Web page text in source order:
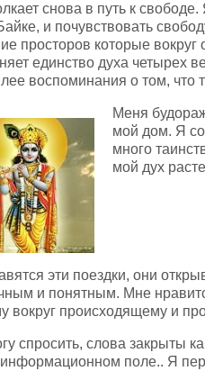
снова в путь к
и почувствовать
просторов которые
единство духа четырех
воспоминания о том, что
Меня
мой дом. Я
много
мой дух
эти поездки, они
и понятным. Мне
вокруг происходящему и
спросить, слова закрыты
поле.. Я